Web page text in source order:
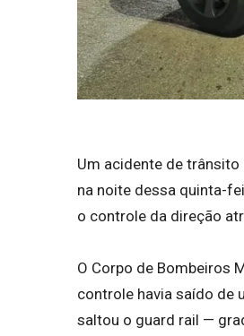
Um acidente de
na noite dessa quinta-
o controle da direção
O Corpo de Bombeiros
controle havia saído de
saltou o guard rail —